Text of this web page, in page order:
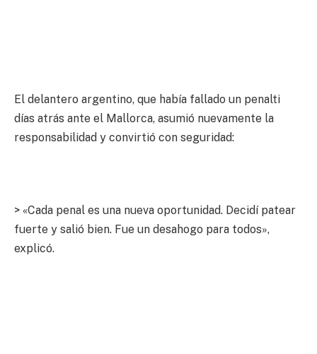
El delantero argentino, que había fallado un penalti
días atrás ante el Mallorca, asumió nuevamente la
responsabilidad y convirtió con seguridad:
> «Cada penal es una nueva oportunidad. Decidí patear
fuerte y salió bien. Fue un desahogo para todos»,
explicó.